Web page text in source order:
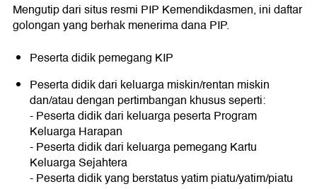
Mengutip dari situs resmi PIP Kemendikdasmen, ini daftar
golongan yang berhak menerima dana PIP.
Peserta didik pemegang KIP
Peserta didik dari keluarga miskin/rentan miskin
dan/atau dengan pertimbangan khusus seperti:
- Peserta didik dari keluarga peserta Program
Keluarga Harapan
- Peserta didik dari keluarga pemegang Kartu
Keluarga Sejahtera
- Peserta didik yang berstatus yatim piatu/yatim/piatu